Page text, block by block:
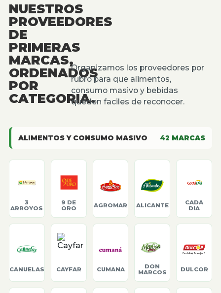
NUESTROS
PROVEEDORES
DE
PRIMERAS
MARCAS,
ORDENADOS
POR
CATEGORIA.
Organizamos los proveedores por
rubro para que alimentos,
consumo masivo y bebidas
queden faciles de reconocer.
ALIMENTOS Y CONSUMO MASIVO 42 MARCAS
3
ARROYOS
9 DE
ORO
AGROMAR ALICANTE
CADA
DIA
CANUELAS CAYFAR CUMANA
DON
MARCOS
DULCOR